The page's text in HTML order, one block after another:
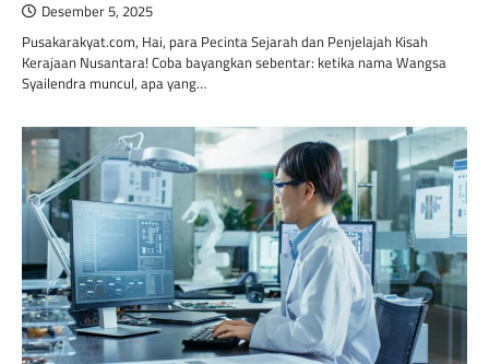
Desember 5, 2025
Pusakarakyat.com, Hai, para Pecinta Sejarah dan Penjelajah Kisah
Kerajaan Nusantara! Coba bayangkan sebentar: ketika nama Wangsa
Syailendra muncul, apa yang…